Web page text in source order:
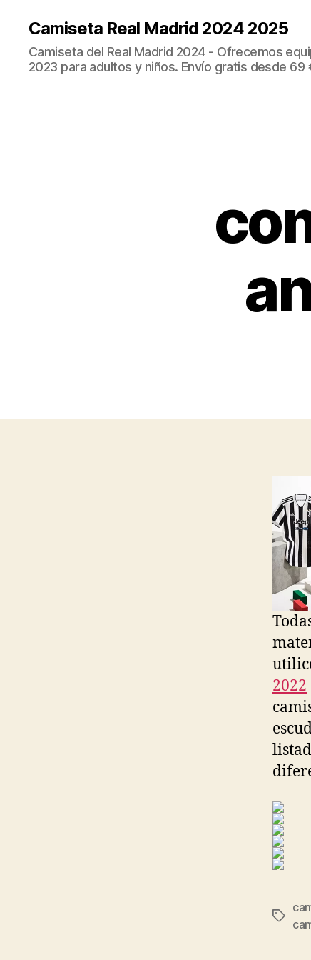
Camiseta Real Madrid 2024 2025
Camiseta del Real Madrid 2024 - Ofrecemos
2023 para adultos y niños. Envío gratis desde 69
2022